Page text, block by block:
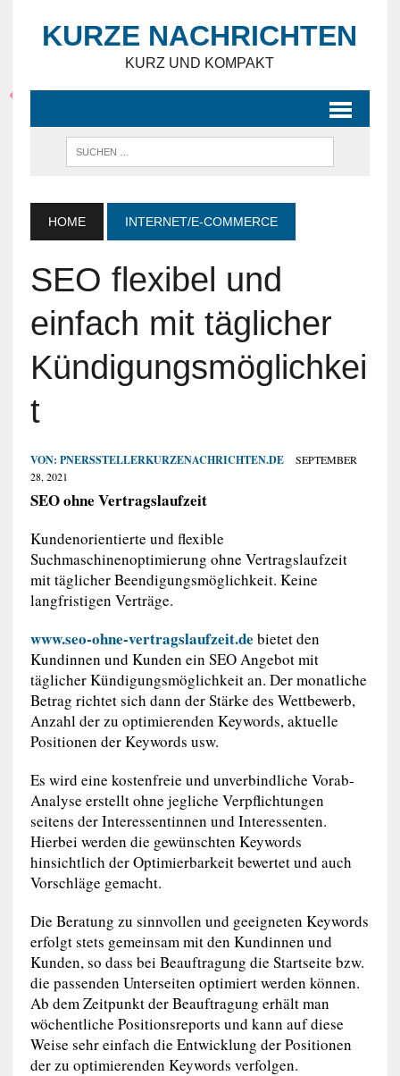
KURZE NACHRICHTEN
KURZ UND KOMPAKT
HOME INTERNET/E-COMMERCE
SEO flexibel und
einfach mit täglicher
Kündigungsmöglichkei
t
VON: PNERSSTELLERKURZENACHRICHTEN.DE
SEPTEMBER
28, 2021
SEO ohne Vertragslaufzeit
Kundenorientierte und flexible
Suchmaschinenoptimierung ohne Vertragslaufzeit
mit täglicher Beendigungsmöglichkeit. Keine
langfristigen Verträge.
www.seo-ohne-vertragslaufzeit.de bietet den
Kundinnen und Kunden ein SEO Angebot mit
täglicher Kündigungsmöglichkeit an. Der monatliche
Betrag richtet sich dann der Stärke des Wettbewerb,
Anzahl der zu optimierenden Keywords, aktuelle
Positionen der Keywords usw.
Es wird eine kostenfreie und unverbindliche Vorab-
Analyse erstellt ohne jegliche Verpflichtungen
seitens der Interessentinnen und Interessenten.
Hierbei werden die gewünschten Keywords
hinsichtlich der Optimierbarkeit bewertet und auch
Vorschläge gemacht.
Die Beratung zu sinnvollen und geeigneten Keywords
erfolgt stets gemeinsam mit den Kundinnen und
Kunden, so dass bei Beauftragung die Startseite bzw.
die passenden Unterseiten optimiert werden können.
Ab dem Zeitpunkt der Beauftragung erhält man
wöchentliche Positionsreports und kann auf diese
Weise sehr einfach die Entwicklung der Positionen
der zu optimierenden Keywords verfolgen.